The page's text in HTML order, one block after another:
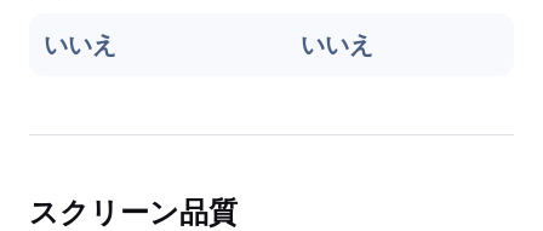
いいえ いいえ
スクリーン品質